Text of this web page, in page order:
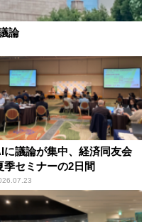
論
に議論が集中、経済同友会
季セミナーの2日間